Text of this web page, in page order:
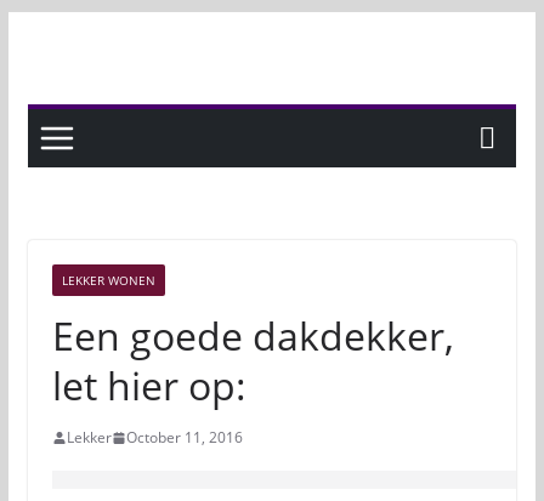
LEKKER WONEN
Een goede dakdekker,
let hier op:
Lekker October 11, 2016